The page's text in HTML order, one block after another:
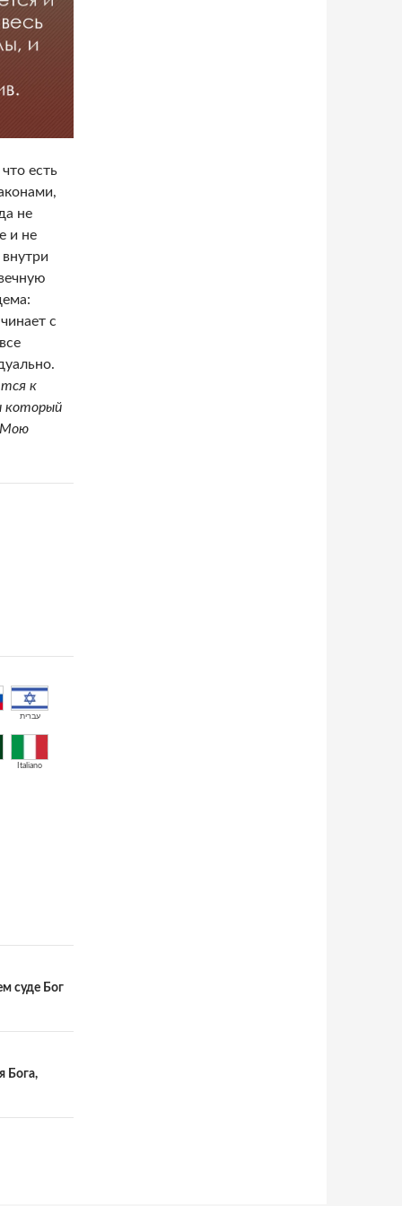
есть
не
и не
с
к
который
Мою
עברית
Italiano
суде Бог
Бога,